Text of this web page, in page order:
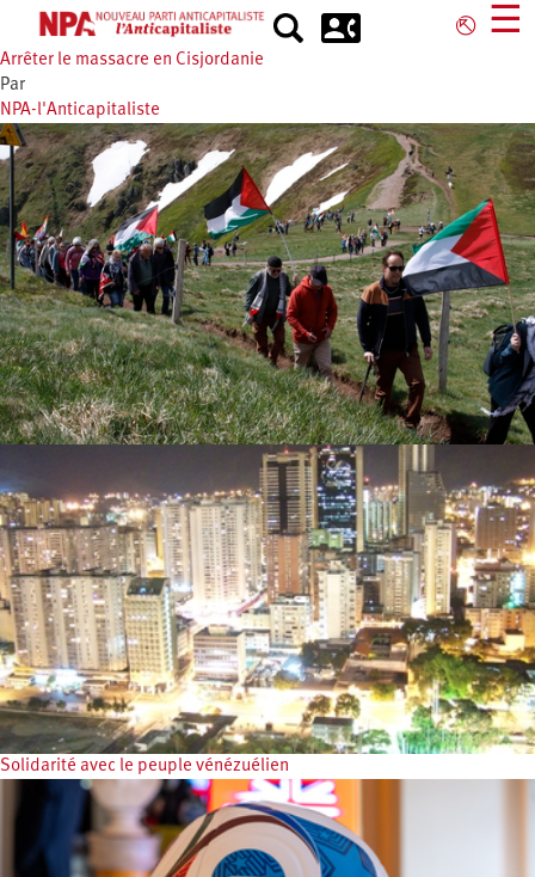
contenu
principal
⎋ ☰
Arrêter le massacre en Cisjordanie
Par
NPA-l'Anticapitaliste
Solidarité avec le peuple vénézuélien